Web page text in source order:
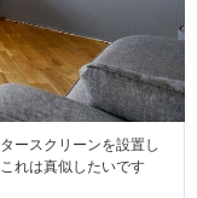
ースクリーンを設置し
れは真似したいです